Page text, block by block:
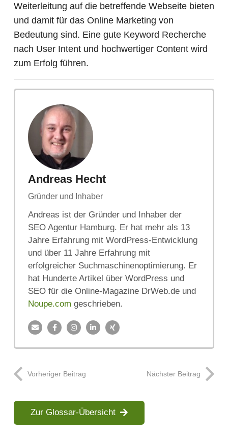
Weiterleitung auf die betreffende Webseite bieten
und damit für das Online Marketing von
Bedeutung sind. Eine gute Keyword Recherche
nach User Intent und hochwertiger Content wird
zum Erfolg führen.
Andreas Hecht
Gründer und Inhaber
Andreas ist der Gründer und Inhaber der
SEO Agentur Hamburg. Er hat mehr als 13
Jahre Erfahrung mit WordPress-Entwicklung
und über 11 Jahre Erfahrung mit
erfolgreicher Suchmaschinenoptimierung. Er
hat Hunderte Artikel über WordPress und
SEO für die Online-Magazine DrWeb.de und
Noupe.com geschrieben.
Vorheriger Beitrag Nächster Beitrag
Zur Glossar-Übersicht